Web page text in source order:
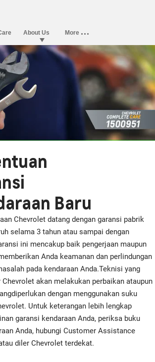
Baru
Chevrolet datang dengan garansi pabrik
selama 3 tahun atau sampai dengan
ini mencakup baik pengerjaan maupun
Anda keamanan dan perlindungan
pada kendaraan Anda.Teknisi yang
akan melakukan perbaikan ataupun
dengan menggunakan suku
Untuk keterangan lebih lengkap
garansi kendaraan Anda, periksa buku
Anda, hubungi Customer Assistance
diler Chevrolet terdekat.